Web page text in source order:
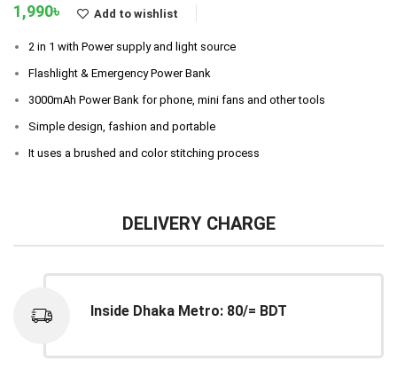
1,990৳ Add to wishlist
2 in 1 with Power supply and light source
Flashlight & Emergency Power Bank
3000mAh Power Bank for phone, mini fans and other tools
Simple design, fashion and portable
It uses a brushed and color stitching process
DELIVERY CHARGE
Inside Dhaka Metro: 80/= BDT